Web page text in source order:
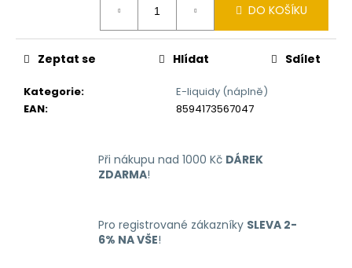
DO KOŠÍKU
Kategorie:
E-liquidy (náplně)
EAN: 8594173567047
Zeptat se Hlídat Sdílet
Při nákupu nad 1000 Kč DÁREK
ZDARMA!
Pro registrované zákazníky SLEVA 2-
6% NA VŠE!
4PACK
MENTHOL
4X10ML-
12MG